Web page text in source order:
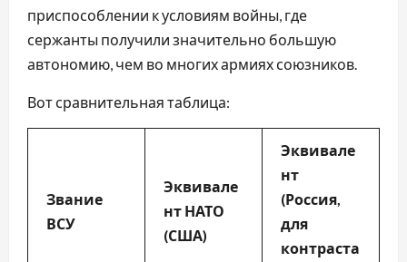
приспособлении к условиям войны, где
сержанты получили значительно большую
автономию, чем во многих армиях союзников.
Вот сравнительная таблица:
Звание
ВСУ
Эквивале
нт НАТО
(США)
Эквивале
нт
(Россия,
для
контраста